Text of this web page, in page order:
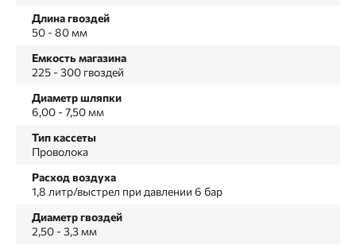
Длина гвоздей
50 - 80 мм
Емкость магазина
225 - 300 гвоздей
Диаметр шляпки
6,00 - 7,50 мм
Тип кассеты
Проволока
Расход воздуха
1,8 литр/выстрел при давлении 6 бар
Диаметр гвоздей
2,50 - 3,3 мм